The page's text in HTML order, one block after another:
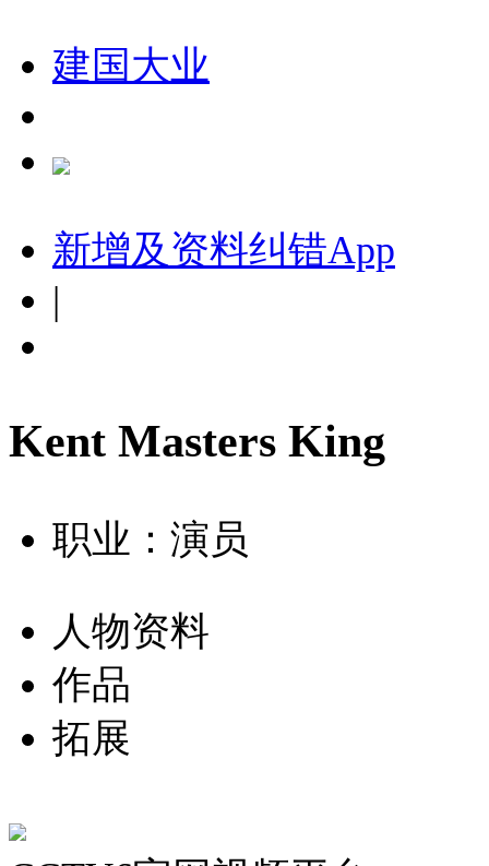
建国大业
新增及资料纠错App
|
Kent Masters King
职业：演员
人物资料
作品
拓展